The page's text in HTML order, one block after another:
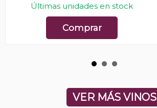
Últimas unidades en stock
Comprar
VER MÁS VINOS